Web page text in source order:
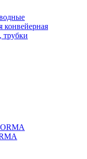
конвейерная